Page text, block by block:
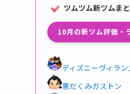
ツムツム新ツムま
10月の新ツム評価・
ディズニーヴィラン
悪だくみガストン